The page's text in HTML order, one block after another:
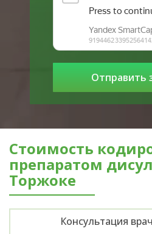
Стоимость
препаратом
Торжоке
Консультация